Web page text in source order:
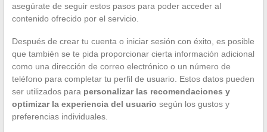
asegúrate de seguir estos pasos para poder acceder al
contenido ofrecido por el servicio.
Después de crear tu cuenta o iniciar sesión con éxito, es posible
que también se te pida proporcionar cierta información adicional
como una dirección de correo electrónico o un número de
teléfono para completar tu perfil de usuario. Estos datos pueden
ser utilizados para personalizar las recomendaciones y
optimizar la experiencia del usuario según los gustos y
preferencias individuales.